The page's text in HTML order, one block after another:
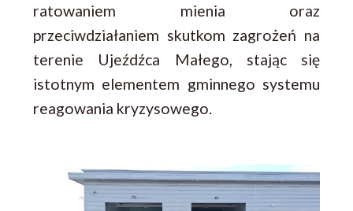
ratowaniem mienia oraz
przeciwdziałaniem skutkom zagrożeń na
terenie Ujeźdźca Małego, stając się
istotnym elementem gminnego systemu
reagowania kryzysowego.